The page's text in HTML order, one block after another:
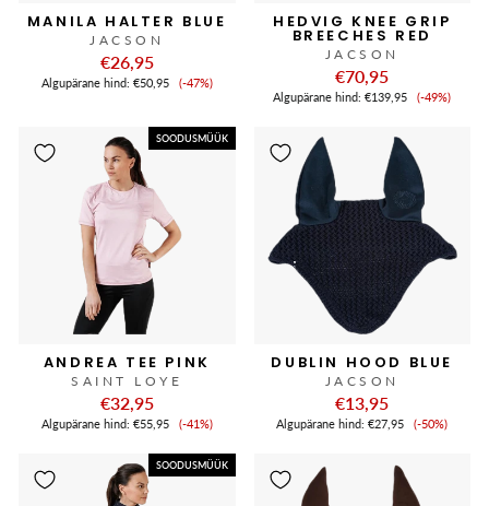
MANILA HALTER BLUE
JACSON
€26,95
Algupärane hind: €50,95 Soodushind
(-47%)
HEDVIG KNEE GRIP
BREECHES RED
JACSON
€70,95
Algupärane hind:€139,95 (-49%)
SOODUSMÜÜK
ANDREA TEE PINK
SAINT LOYE
€32,95
Algupärane hind: €55,95 Soodushind
(-41%)
DUBLIN HOOD BLUE
JACSON
€13,95
Algupärane hind:€27,95 (-50%)
SOODUSMÜÜK